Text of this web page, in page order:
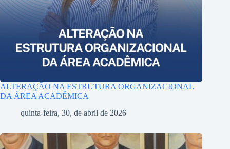
ALTERAÇÃO NA ESTRUTURA ORGANIZACIONAL
DA ÁREA ACADÊMICA
quinta-feira, 30, de abril de 2026